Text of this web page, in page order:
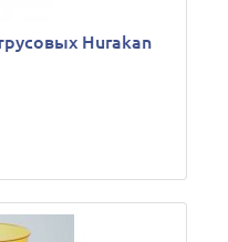
Hurakan